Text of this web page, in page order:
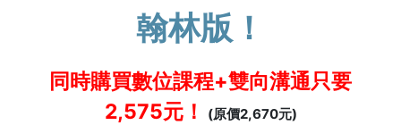
翰林版！
同時購買數位課程+雙向溝通只要
2,575元！
(原價2,670元)